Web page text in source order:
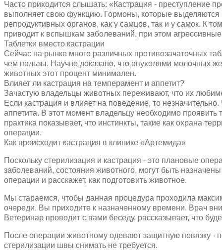
Часто приходится слышать: «Кастрация - преступление
выполняет свою функцию. Гормоны, которые выделяются
репродуктивных органов, как у самцов, так и у самок. К
приводит к вспышкам заболеваний, при этом
Таблетки вместо кастрации
Сейчас на рынке много различных противозачаточных
чем пользы. Научно доказано, что опухолями молочных
животных этот процент минимален.
Влияет ли кастрация на темперамент и аппетит?
Зачастую владельцы животных переживают, что их
Если кастрация и влияет на поведение, то
аппетита. В этот момент владельцу необходимо проявить
практика показывает, что инстинкты, такие как охрана
операции.
Как происходит кастрация в клинике «Артемида»
Поскольку стерилизация и кастрация - это плановые
заболеваний, состояния животного, могут быть
операции и расскажет, как подготовить животное.
Мы стараемся, чтобы данная процедура проходила
очереди. Вы приходите к назначенному времени. Врач
Ветеринар проводит с вами беседу, рассказывает, что
После операции животному одевают защитную повязку -
стерилизации швы снимать не требуется.